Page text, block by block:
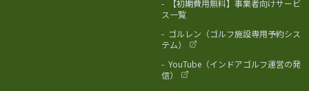
-
【初期費用無料】事業者向けサービ
ス一覧
- ゴルレン（ゴルフ施設専用予約シス
テム）
- YouTube（インドアゴルフ運営の発
信）